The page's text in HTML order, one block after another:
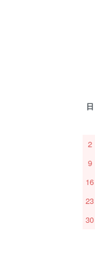
日
2
9
16
23
30